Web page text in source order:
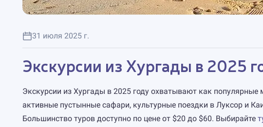
31 июля 2025 г.
Экскурсии из Хургады в 2025
Экскурсии из Хургады в 2025 году охватывают как популярные
активные пустынные сафари, культурные поездки в Луксор и
Большинство туров доступно по цене от $20 до $60. Выбирайте